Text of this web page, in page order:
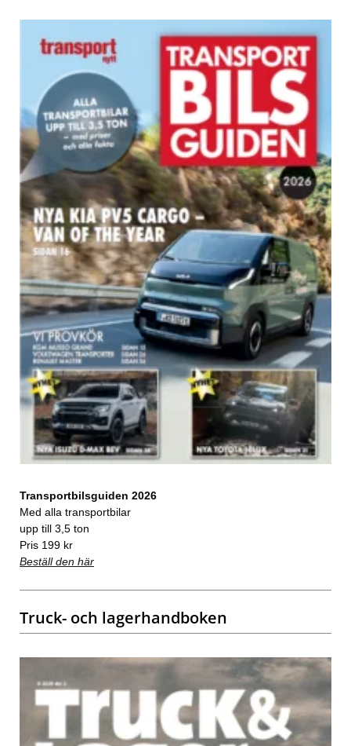
Transportbilsguiden 2026
Med alla transportbilar
upp till 3,5 ton
Pris 199 kr
Beställ den här
Truck- och lagerhandboken